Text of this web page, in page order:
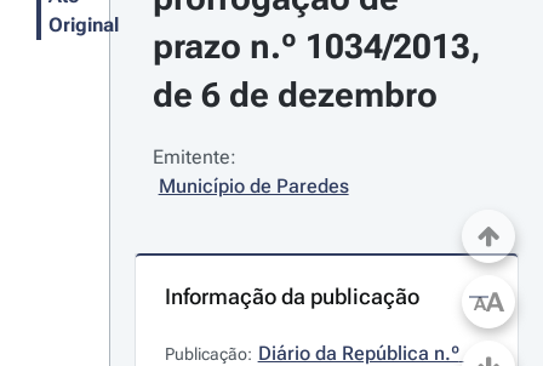
Original
prazo n.º 1034/2013,
de 6 de dezembro
Emitente:
Município de Paredes
Informação da publicação
Publicação: Diário da República n.º
AA